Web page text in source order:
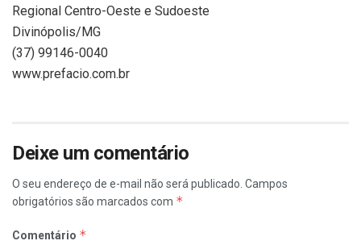
Regional Centro-Oeste e Sudoeste
Divinópolis/MG
(37) 99146-0040
www.prefacio.com.br
Deixe um comentário
O seu endereço de e-mail não será publicado. Campos
obrigatórios são marcados com *
Comentário *